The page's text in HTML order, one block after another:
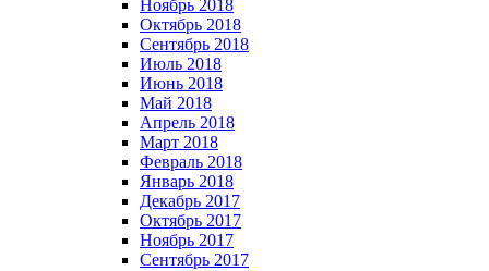
Ноябрь 2018
Октябрь 2018
Сентябрь 2018
Июль 2018
Июнь 2018
Май 2018
Апрель 2018
Март 2018
Февраль 2018
Январь 2018
Декабрь 2017
Октябрь 2017
Ноябрь 2017
Сентябрь 2017